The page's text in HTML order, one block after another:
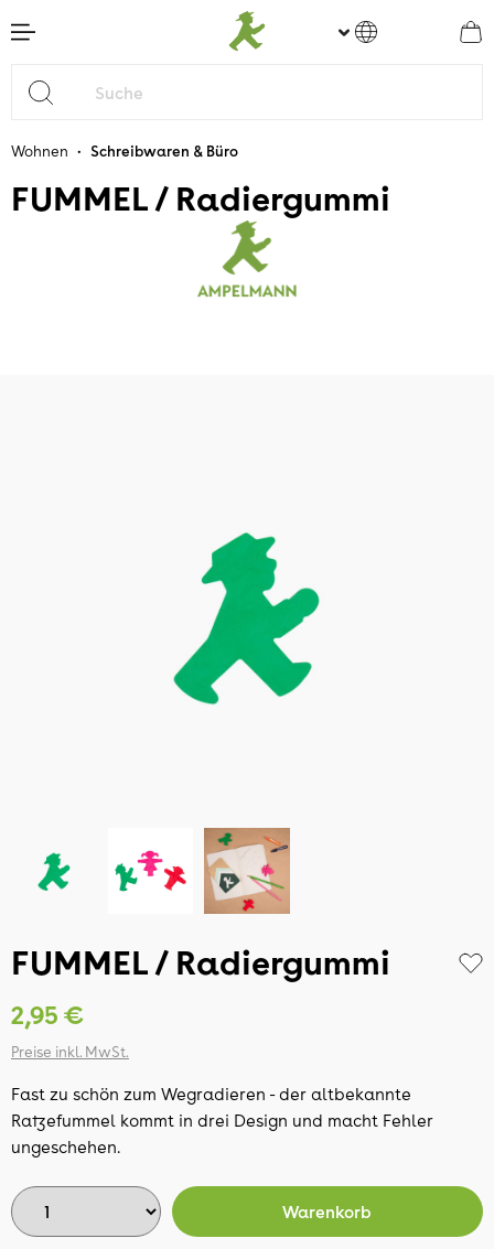
springen
Wohnen • Schreibwaren & Büro
FUMMEL / Radiergummi
FUMMEL / Radiergummi
2,95 €
Preise inkl. MwSt.
Fast zu schön zum Wegradieren - der altbekannte
Ratzefummel kommt in drei Design und macht Fehler
ungeschehen.
Warenkorb